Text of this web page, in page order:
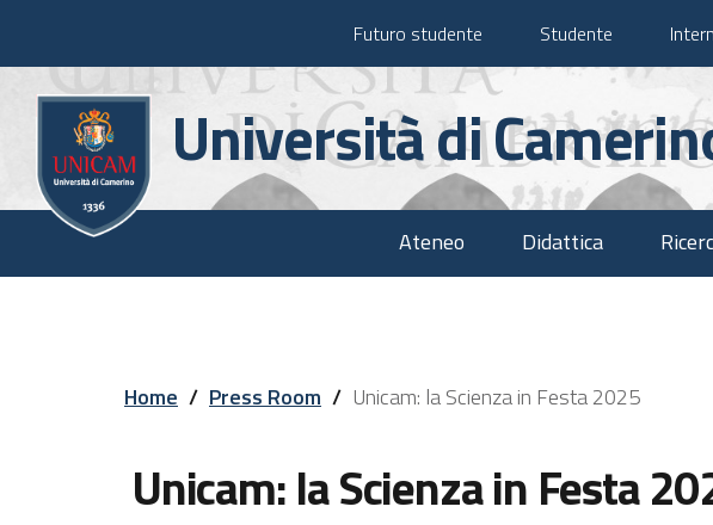
SlimFuturo studente Studente
Università di
Main
Menu
Ateneo Didattica
Home / Press Room / Unicam: la Scienza in Festa 2025
Unicam: la Scienza in Festa